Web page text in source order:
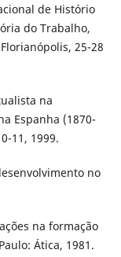
de Histório
do Trabalho,
25-28
na
Espanha (1870-
11, 1999.
no
na formação
Ática, 1981.